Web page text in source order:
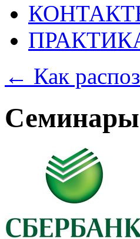
← Как
Семинары